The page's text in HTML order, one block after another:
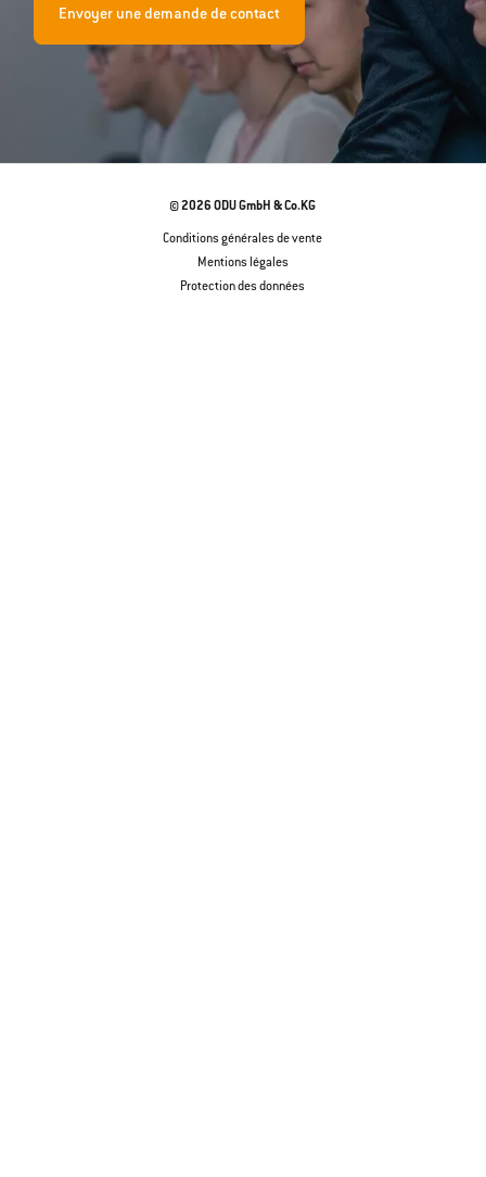
Envoyer une demande de contact
© 2026 ODU GmbH & Co.KG
Conditions générales de vente
Mentions légales
Protection des données